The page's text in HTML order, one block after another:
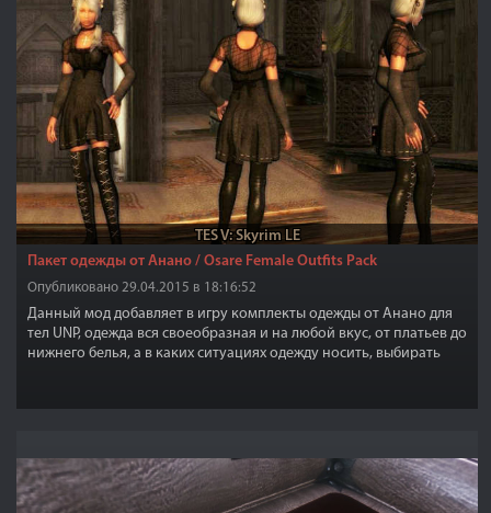
TES V: Skyrim LE
Пакет одежды от Анано / Osare Female Outfits Pack
Опубликовано 29.04.2015 в 18:16:52
Данный мод добавляет в игру комплекты одежды от Анано для
тел UNP, одежда вся своеобразная и на любой вкус, от платьев до
нижнего белья, а в каких ситуациях одежду носить, выбирать